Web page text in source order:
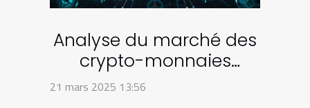
Analyse du marché des
crypto-monnaies
alternatives aux géants
21 mars 2025 13:56